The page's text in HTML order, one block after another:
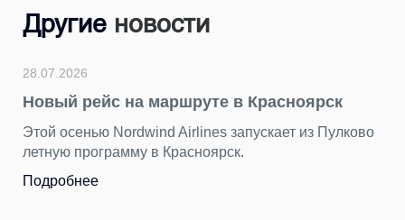
Другие новости
28.07.2026
Новый рейс на маршруте в Красноярск
Этой осенью Nordwind Airlines запускает из Пулково
летную программу в Красноярск.
Подробнее